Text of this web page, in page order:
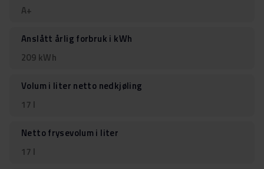
A+
Anslått årlig forbruk i kWh
209 kWh
Volum i liter netto nedkjøling
17 l
Netto frysevolum i liter
17 l